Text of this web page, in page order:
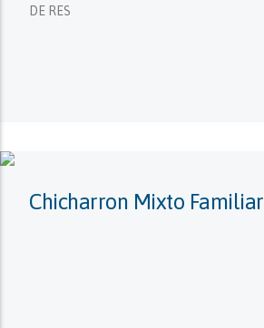
DE RES
Chicharron Mixto Familiar